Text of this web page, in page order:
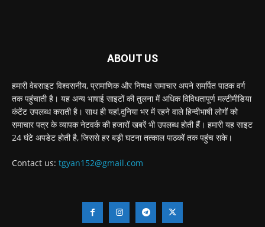
ABOUT US
हमारी वेबसाइट विश्वसनीय, प्रामाणिक और निष्पक्ष समाचार अपने समर्पित पाठक वर्ग
तक पहुंचाती है। यह अन्य भाषाई साइटों की तुलना में अधिक विविधतापूर्ण मल्टीमीडिया
कंटेंट उपलब्ध कराती है। साथ ही यहां,दुनिया भर में रहने वाले हिन्दीभाषी लोगों को
समाचार पत्र के व्यापक नेटवर्क की हजारों खबरें भी उपलब्ध होती हैं। हमारी यह साइट
24 घंटे अपडेट होती है, जिससे हर बड़ी घटना तत्काल पाठकों तक पहुंच सके।
Contact us: tgyan152@gmail.com